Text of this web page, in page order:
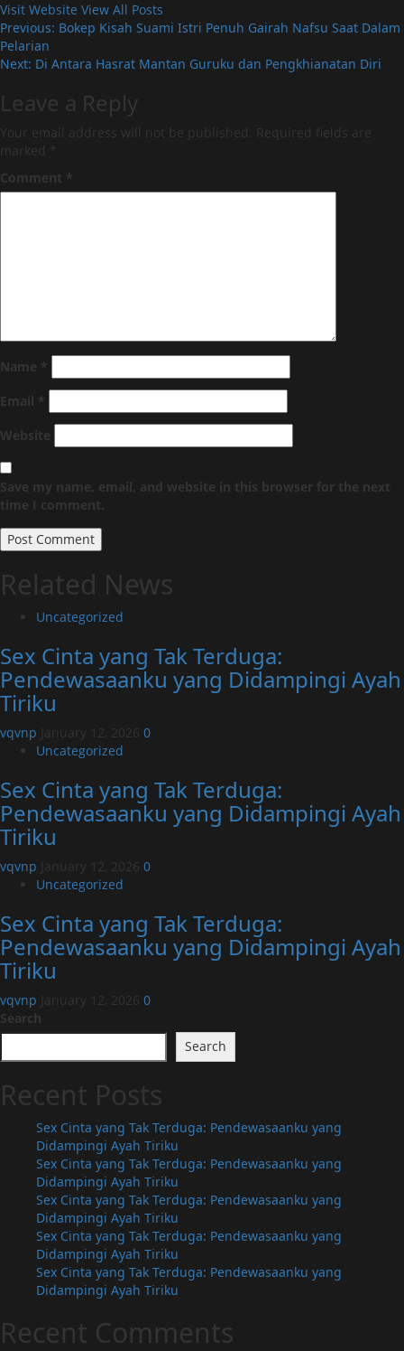
Visit Website View All Posts
Post
navigation
Previous: Bokep Kisah Suami Istri Penuh Gairah Nafsu Saat Dalam
Pelarian
Next: Di Antara Hasrat Mantan Guruku dan Pengkhianatan Diri
Leave a Reply
Your email address will not be published.
Required fields are
marked
Comment *
Name *
Email *
Website
Save my name, email, and website in this browser for the next
time I comment.
Related News
Uncategorized
Sex Cinta yang Tak Terduga:
Pendewasaanku yang Didampingi Ayah
Tiriku
vqvnp January 12, 2026 0
Uncategorized
Sex Cinta yang Tak Terduga:
Pendewasaanku yang Didampingi Ayah
Tiriku
vqvnp January 12, 2026 0
Uncategorized
Sex Cinta yang Tak Terduga:
Pendewasaanku yang Didampingi Ayah
Tiriku
vqvnp January 12, 2026 0
Search
Search
Recent Posts
Sex Cinta yang Tak Terduga: Pendewasaanku yang
Didampingi Ayah Tiriku
Sex Cinta yang Tak Terduga: Pendewasaanku yang
Didampingi Ayah Tiriku
Sex Cinta yang Tak Terduga: Pendewasaanku yang
Didampingi Ayah Tiriku
Sex Cinta yang Tak Terduga: Pendewasaanku yang
Didampingi Ayah Tiriku
Sex Cinta yang Tak Terduga: Pendewasaanku yang
Didampingi Ayah Tiriku
Recent Comments